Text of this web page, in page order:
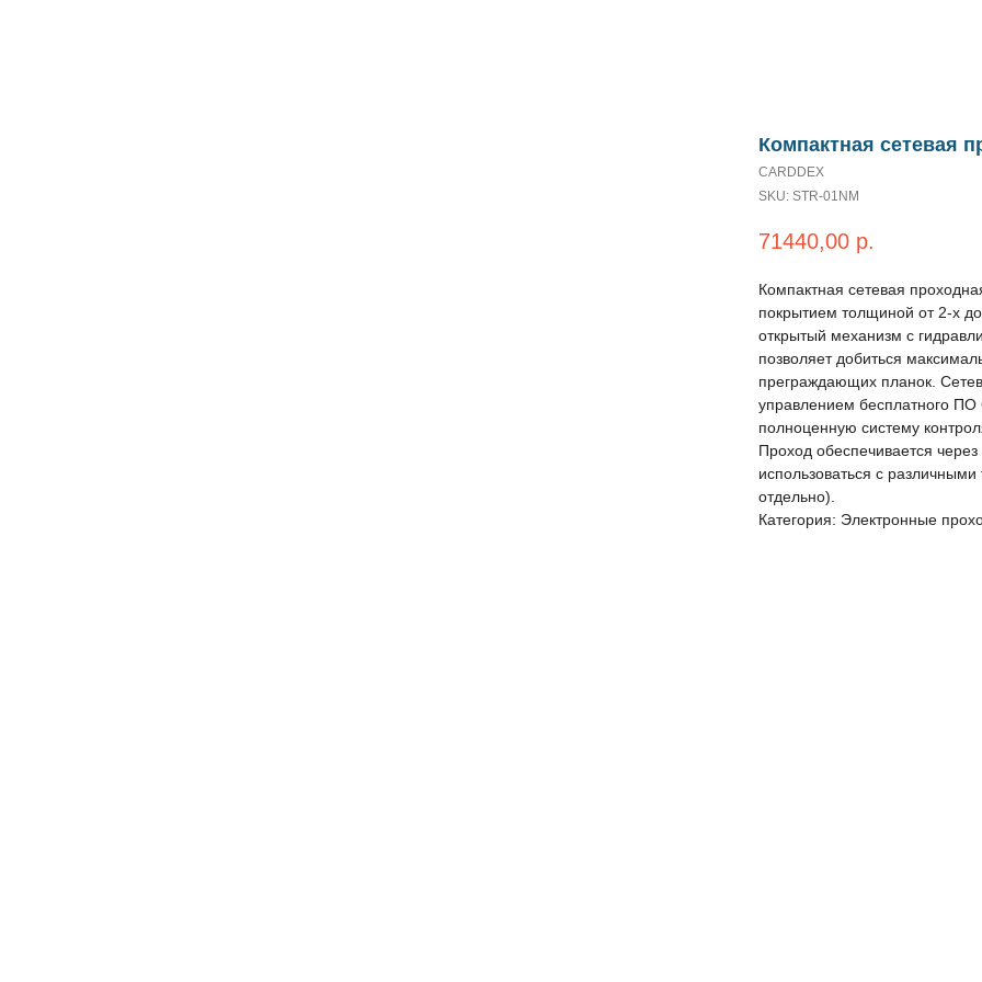
Компактная сетевая
CARDDEX
SKU: STR-01NM
71440,00 р.
Компактная сетевая
покрытием толщиной от 2-х
открытый механизм c
позволяет добиться
преграждающих планок.
управлением бесплатного ПО
полноценную систему
Проход обеспечивается
использоваться с
отдельно).
Категория: Электронные